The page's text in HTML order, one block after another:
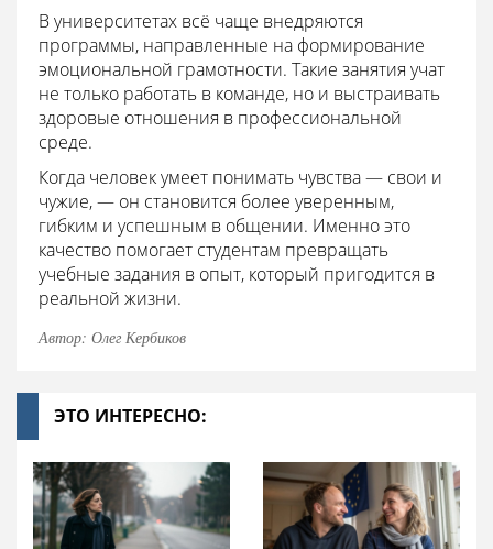
В университетах всё чаще внедряются
программы, направленные на формирование
эмоциональной грамотности. Такие занятия учат
не только работать в команде, но и выстраивать
здоровые отношения в профессиональной
среде.
Когда человек умеет понимать чувства — свои и
чужие, — он становится более уверенным,
гибким и успешным в общении. Именно это
качество помогает студентам превращать
учебные задания в опыт, который пригодится в
реальной жизни.
Автор: Олег Кербиков
ЭТО ИНТЕРЕСНО: